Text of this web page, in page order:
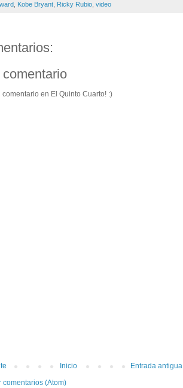
, Kobe Bryant, Ricky Rubio, video
comentario en El Quinto Cuarto! :)
Entrada antigua
Inicio
comentarios (Atom)